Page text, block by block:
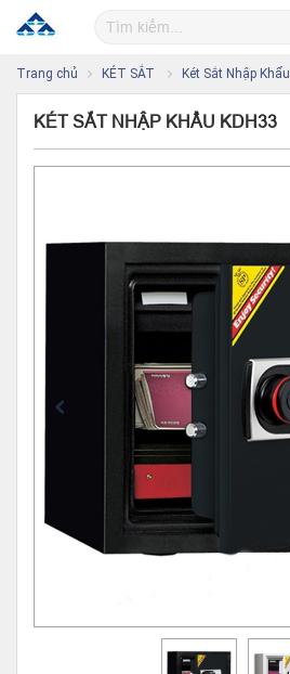
Trang chủ KÉT SẮT Két Sắt Nhập Khẩu
KÉT SẮT NHẬP KHẨU KDH33